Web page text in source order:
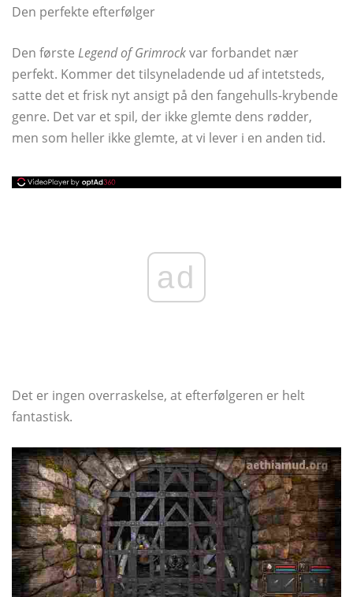
Den perfekte efterfølger
Den første Legend of Grimrockvar forbandet nær
perfekt. Kommer det tilsyneladende ud af intetsteds,
satte det et frisk nyt ansigt på den fangehulls-krybende
genre. Det var et spil, der ikke glemte dens rødder,
men som heller ikke glemte, at vi lever i en anden tid.
ad
Det er ingen overraskelse, at efterfølgeren er helt
fantastisk.